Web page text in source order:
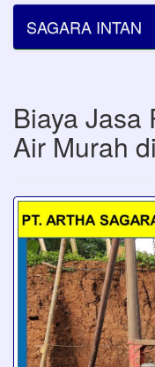
SAGARA INTAN
Biaya Jasa
Air Murah